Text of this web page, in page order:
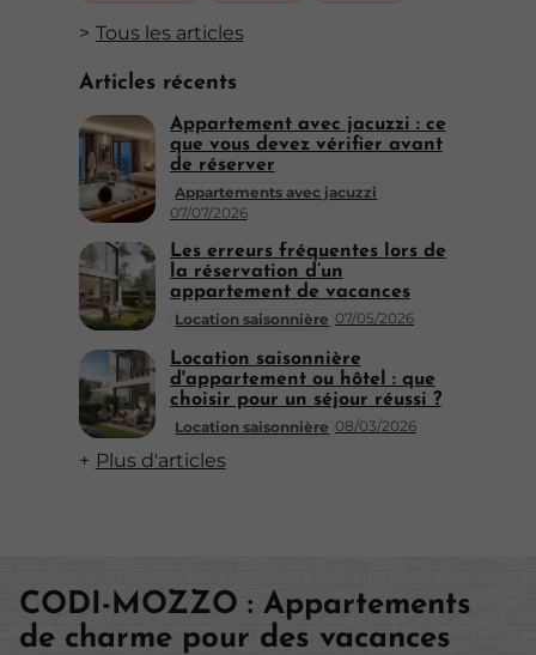
Tous les articles
Articles récents
Appartements avec jacuzzi
07/07/2026
Appartement avec jacuzzi : ce
que vous devez vérifier avant
de réserver
Location saisonnière 07/05/2026
Les erreurs fréquentes lors de
la réservation d’un
appartement de vacances
Location saisonnière 08/03/2026
Location saisonnière
d'appartement ou hôtel : que
choisir pour un séjour réussi ?
Plus d'articles
CODI-MOZZO : Appartements
de charme pour des vacances